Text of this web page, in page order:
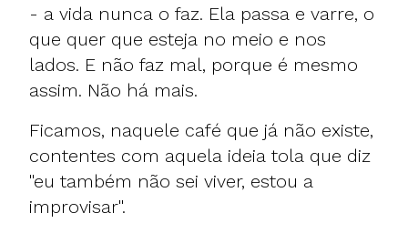
- a vida nunca o faz. Ela passa e varre, o
que quer que esteja no meio e nos
lados. E não faz mal, porque é mesmo
assim. Não há mais.
Ficamos, naquele café que já não existe,
contentes com aquela ideia tola que diz
"eu também não sei viver, estou a
improvisar".